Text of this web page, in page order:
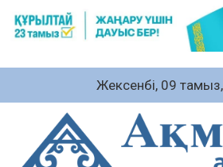
Жексенбі, 09